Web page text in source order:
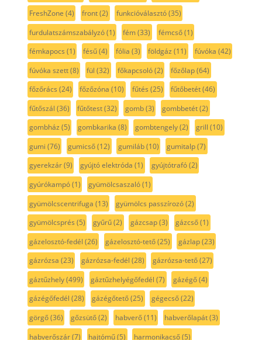
FreshZone (4) front(2) funkcióválasztó(35)
furdulatszámszabályzó(1) fém(33) fémcső(1)
fémkapocs (1) fésű(4) fólia (3) földgáz (11) fúvóka (42)
fúvóka szett(8) fül (32) főkapcsoló(2) főzőlap(64)
főzőrács (24) főzőzóna (10) fűtés (25) fűtőbetét(46)
fűtőszál (36) fűtőtest(32) gomb(3) gombbetét(2)
gombház (5) gombkarika (8) gombtengely(2) grill (10)
gumi (76) gumicső(12) gumiláb(10) gumitalp(7)
gyerekzár(9) gyújtó elektróda (1) gyújtótrafó(2)
gyúrókampó(1) gyümölcsaszaló(1)
gyümölcscentrifuga (13) gyümölcs passzírozó(2)
gyümölcsprés (5) gyűrű(2) gázcsap(3) gázcső(1)
gázelosztó-fedél (26) gázelosztó-tető(25) gázlap(23)
gázrózsa (23) gázrózsa-fedél (28) gázrózsa-tető(27)
gáztűzhely(499) gáztűzhelyégőfedél (7) gázégő(4)
gázégőfedél (28) gázégőtető(25) gégecső(22)
görgő(36) gőzsütő(2) habverő(11) habverőlapát(3)
habverőszár(7) hajtómű(5) harmonikacső(5)